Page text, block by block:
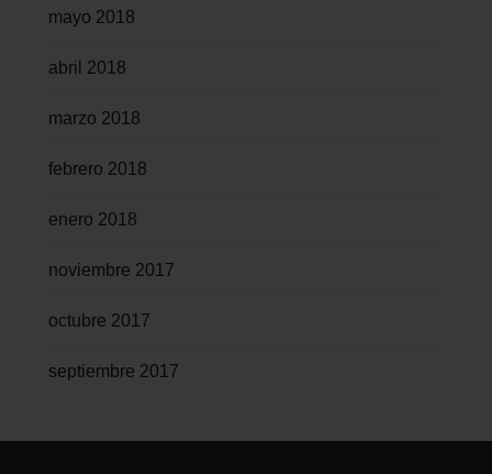
mayo 2018
abril 2018
marzo 2018
febrero 2018
enero 2018
noviembre 2017
octubre 2017
septiembre 2017